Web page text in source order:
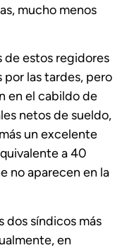
mucho menos
de estos regidores
por las tardes, pero
en el cabildo de
netos de sueldo,
un excelente
a 40
no aparecen en la
dos síndicos más
en